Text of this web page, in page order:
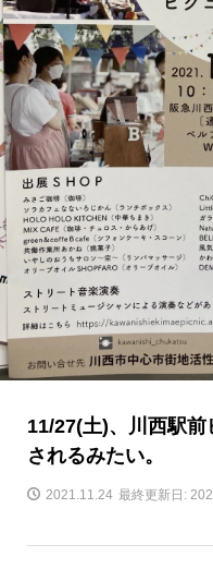
11/27(土)、川西駅
されるみたい。
2021.11.24 最終更新日: